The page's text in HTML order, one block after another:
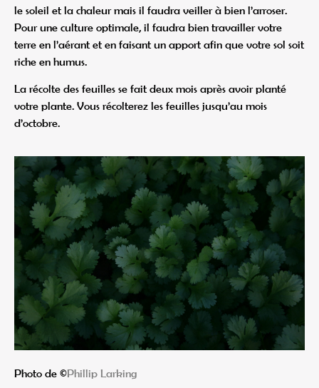
le soleil et la chaleur mais il faudra veiller à bien l’arroser.
Pour une culture optimale, il faudra bien travailler votre
terre en l’aérant et en faisant un apport afin que votre sol soit
riche en humus.
La récolte des feuilles se fait deux mois après avoir planté
votre plante. Vous récolterez les feuilles jusqu’au mois
d’octobre.
Photo de ©Phillip Larking